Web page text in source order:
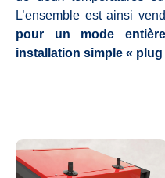
L’ensemble est ainsi
pour un mode
installation simple «